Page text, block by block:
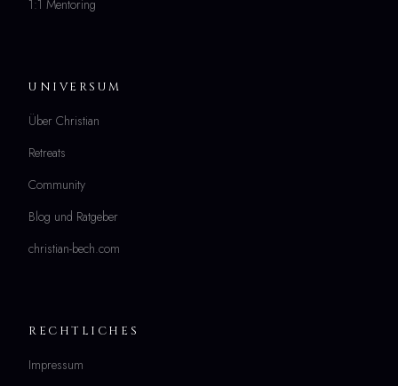
1:1 Mentoring
UNIVERSUM
Über Christian
Retreats
Community
Blog und Ratgeber
christian-bech.com
RECHTLICHES
Impressum